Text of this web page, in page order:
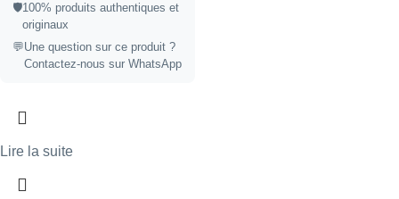
🛡️100% produits authentiques et
originaux
💬Une question sur ce produit ?
Contactez-nous sur WhatsApp
Lire la suite